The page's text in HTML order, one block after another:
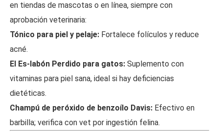
en tiendas de mascotas o en línea, siempre con
aprobación veterinaria:
Tónico para piel y pelaje: Fortalece folículos y reduce
acné.
El Es-labón Perdido para gatos: Suplemento con
vitaminas para piel sana, ideal si hay deficiencias
dietéticas.
Champú de peróxido de benzoílo Davis: Efectivo en
barbilla; verifica con vet por ingestión felina.